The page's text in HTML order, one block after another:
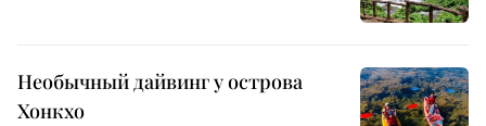
Необычный дайвинг у острова
Хонкхо